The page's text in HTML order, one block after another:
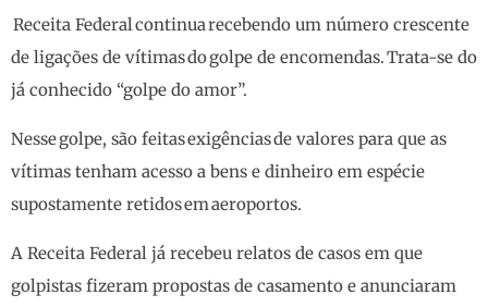
Receita Federal continua recebendo um número crescente
de ligações de vítimas do golpe de encomendas. Trata-se do
já conhecido “golpe do amor”.
Nesse golpe, são feitas exigências de valores para que as
vítimas tenham acesso a bens e dinheiro em espécie
supostamente retidos em aeroportos.
A Receita Federal já recebeu relatos de casos em que
golpistas fizeram propostas de casamento e anunciaram